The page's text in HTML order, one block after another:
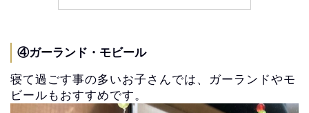
④ガーランド・モビール
寝て過ごす事の多いお子さんでは、ガーランドやモ
ビールもおすすめです。